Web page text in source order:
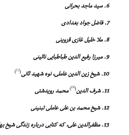
6. سید ماجد بحرانى
7. فاضل جواد بغدادى
8. ملا خلیل غازى قزوینى
9. میرزا رفیع الدین طباطبایى نائینى
10. شیخ زین الدین عاملى، نوه شهید ثانى
(
[7]
)
11. شرف الدین (
[8]
)محمد رویدشتى
12. شیخ محمد بن على عاملى تبنینى
13. مظفرالدین على، که کتابى درباره زندگى شیخ بهایى نوشته است.